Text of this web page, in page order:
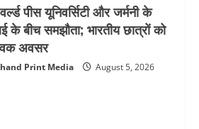
पीस यूनिवर्सिटी और जर्मनी के
के बीच समझौता; भारतीय छात्रों को
अवसर
Print Media August 5, 2026